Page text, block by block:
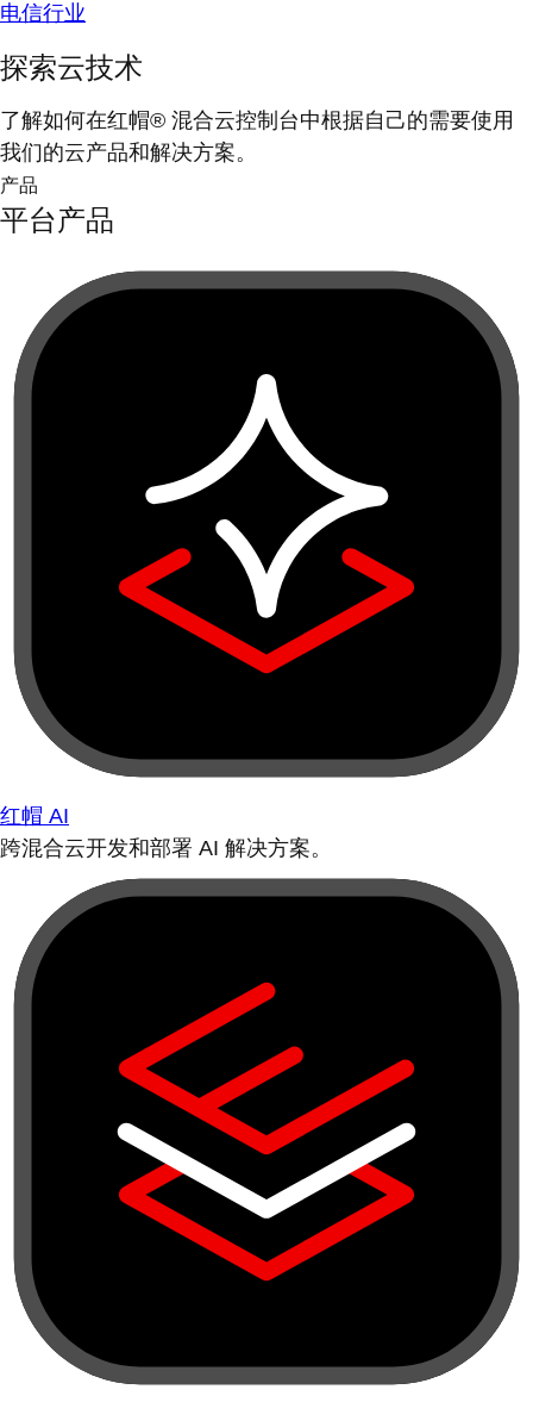
电信行业
探索云技术
了解如何在红帽® 混合云控制台中根据自己的需要使用
我们的云产品和解决方案。
产品
平台产品
红帽 AI
跨混合云开发和部署 AI 解决方案。